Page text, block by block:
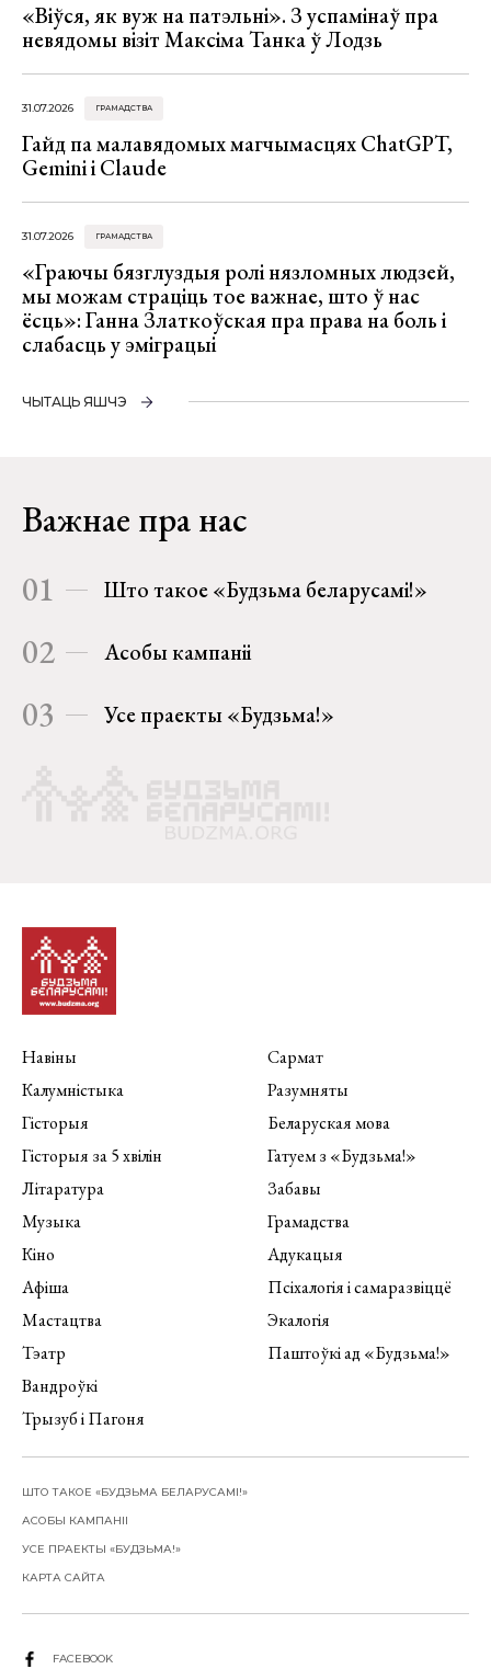
«Віўся, як вуж на патэльні». З успамінаў пра
невядомы візіт Максіма Танка ў Лодзь
31.07.2026 ГРАМАДСТВА
Гайд па малавядомых магчымасцях ChatGPT,
Gemini і Claude
31.07.2026 ГРАМАДСТВА
«Граючы бязглуздыя ролі нязломных людзей,
мы можам страціць тое важнае, што ў нас
ёсць»: Ганна Златкоўская пра права на боль і
слабасць у эміграцыі
ЧЫТАЦЬ ЯШЧЭ
Важнае пра нас
01 Што такое «Будзьма беларусамі!»
02 Асобы кампаніі
03 Усе праекты «Будзьма!»
Навіны
Калумністыка
Гісторыя
Гісторыя за 5 хвілін
Літаратура
Музыка
Кіно
Афіша
Мастацтва
Тэатр
Вандроўкі
Трызуб і Пагоня
Сармат
Разумняты
Беларуская мова
Гатуем з «Будзьма!»
Забавы
Грамадства
Адукацыя
Псіхалогія і самаразвіццё
Экалогія
Паштоўкі ад «Будзьма!»
ШТО ТАКОЕ «БУДЗЬМА БЕЛАРУСАМІ!»
АСОБЫ КАМПАНІІ
УСЕ ПРАЕКТЫ «БУДЗЬМА!»
КАРТА САЙТА
FACEBOOK